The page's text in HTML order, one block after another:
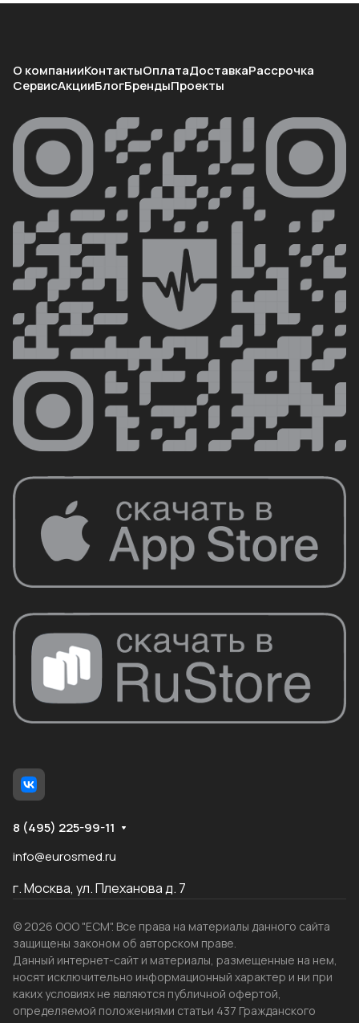
О компанииКонтактыОплатаДоставкаРассрочка
СервисАкцииБлогБрендыПроекты
8 (495) 225-99-11
info@eurosmed.ru
г. Москва, ул. Плеханова д. 7
© 2026 ООО "ЕСМ". Все права на материалы данного сайта
защищены законом об авторском праве.
Данный интернет-сайт и материалы, размещенные на нем,
носят исключительно информационный характер и ни при
каких условиях не являются публичной офертой,
определяемой положениями статьи 437 Гражданского